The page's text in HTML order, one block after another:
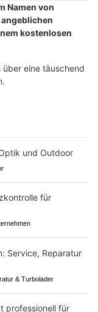
Namen von
kostenlosen
eine täuschend
& Turbolader